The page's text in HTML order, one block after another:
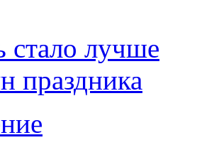
лучше
праздника